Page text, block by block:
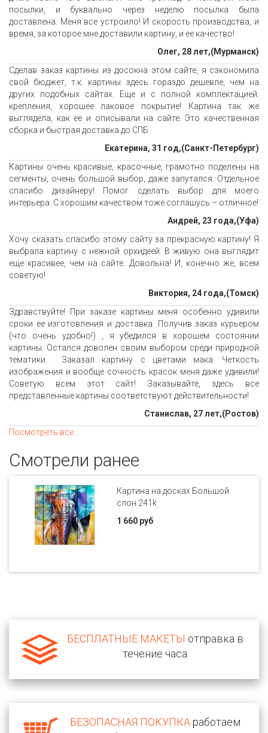
посылки, и буквально через неделю посылка была
доставлена. Меня все устроило! И скорость производства, и
время, за которое мне доставили картину, и ее качество!
Олег, 28 лет,(Мурманск)
Сделав заказ картины из досокна этом сайте, я сэкономила
свой бюджет, т.к. картины здесь гораздо дешевле, чем на
других подобных сайтах. Еще и с полной комплектацией:
крепления, хорошее лаковое покрытие! Картина так же
выглядела, как ее и описывали на сайте. Это качественная
сборка и быстрая доставка до СПБ.
Екатерина, 31 год,(Санкт-Петербург)
Картины очень красивые, красочные, грамотно поделены на
сегменты, очень большой выбор, даже запутался. Отдельное
спасибо дизайнеру! Помог сделать выбор для моего
интерьера. С хорошим качеством тоже соглашусь – отличное!
Андрей, 23 года,(Уфа)
Хочу сказать спасибо этому сайту за прекрасную картину! Я
выбрала картину с нежной орхидеей. В живую она выглядит
еще красивее, чем на сайте. Довольна! И, конечно же, всем
советую!
Виктория, 24 года,(Томск)
Здравствуйте! При заказе картины меня особенно удивили
сроки ее изготовления и доставка. Получив заказ курьером
(что очень удобно!) , я убедился в хорошем состоянии
картины. Остался доволен своим выбором среди природной
тематики . Заказал картину с цветами мака. Четкость
изображения и вообще сочность красок меня даже удивили!
Советую всем этот сайт! Заказывайте, здесь все
представленные картины соответствуют действительности!
Станислав, 27 лет,(Ростов)
Посмотреть все...
Смотрели ранее
Картина на досках Большой
слон 241k
1 660 руб
БЕСПЛАТНЫЕ МАКЕТЫ отправка в
течение часа
БЕЗОПАСНАЯ ПОКУПКАработаем